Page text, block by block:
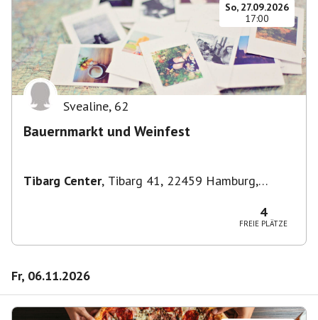
So, 27.09.2026
17:00
Svealine, 62
Bauernmarkt und Weinfest
Tibarg Center, Tibarg 41, 22459 Hamburg,
4
FREIE PLÄTZE
Fr, 06.11.2026